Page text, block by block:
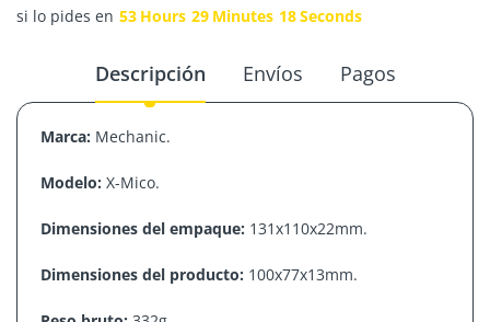
si lo pides en 53 Hours 29 Minutes 18Seconds
Descripción Envíos Pagos
Marca: Mechanic.
Modelo: X-Mico.
Dimensiones del empaque: 131x110x22mm.
Dimensiones del producto: 100x77x13mm.